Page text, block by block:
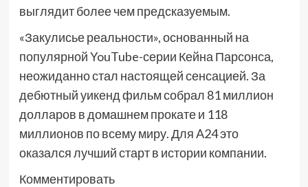
выглядит более чем предсказуемым.
«Закулисье реальности», основанный на
популярной YouTube-серии Кейна Парсонса,
неожиданно стал настоящей сенсацией. За
дебютный уикенд фильм собрал 81 миллион
долларов в домашнем прокате и 118
миллионов по всему миру. Для A24 это
оказался лучший старт в истории компании.
Комментировать